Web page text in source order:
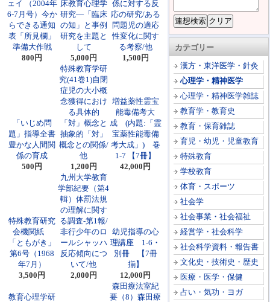
カテゴリー
漢方・東洋医学・針灸
心理学・精神医学
心理学・精神医学雑誌
教育学・教育史
教育・保育雑誌
育児・幼児・児童教育
特殊教育
学校教育
体育・スポーツ
社会学
社会事業・社会福祉
経営学・社会科学
社会科学資料・報告書
文化史・技術史・歴史
医療・医学・保健
占い・気功・ヨガ
ェイ （2004年
6-7月号）今か
らできる通知
表「所見欄」
準備大作戦
800円
床教育心理学
研究―「臨床
の知」と事例
研究を主題と
して
5,000円
係に対する反
応の研究/ある
問題児の適応
性変化に関す
る考察/他
1,500円
「いじめ問
題」指導全書
豊かな人間関
係の育成
500円
特殊教育学研
究(41巻1)自閉
症児の大小概
念獲得におけ
る具体的
「対」概念と
抽象的「対」
概念との関係/
他
1,200円
増益薬性霊宝
能毒備考大
成 (内題:「霊
宝薬性能毒備
考大成」) 巻
1-7 【7冊】
42,000円
特殊教育研究
会機関紙
「ともがき」
第6号（1968
年7月）
3,500円
九州大学教育
学部紀要（第4
輯）体罰法規
の理解に関す
る調査-第1報/
非行少年のロ
ールシャッハ
反応傾向につ
いて/他
2,000円
幼児指導の心
理講座 1-6・
別冊 【7冊
揃】
12,000円
教育心理学研
森田療法室紀
要（8）森田療